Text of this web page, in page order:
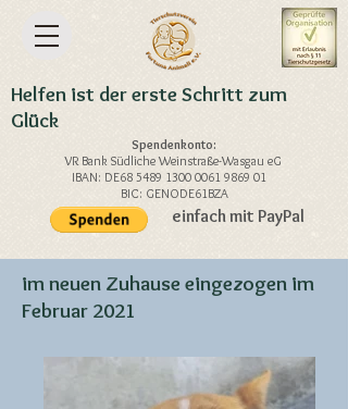
Spendenkonto:
VR Bank Südliche Weinstraße-Wasgau eG
IBAN: DE68 5489 1300 0061 9869 01
BIC: GENODE61BZA
einfach mit PayPal
Helfen ist der erste Schritt zum
Glück
im neuen Zuhause eingezogen im
Februar 2021